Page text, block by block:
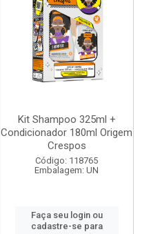
Kit Shampoo 325ml +
Condicionador 180ml Origem
Crespos
Código: 118765
Embalagem: UN
Faça seu login ou
cadastre-se para